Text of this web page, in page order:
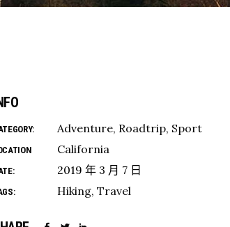
Adventure Roadtrip Sport
California
2019 年 3 月 7 日
Hiking Travel